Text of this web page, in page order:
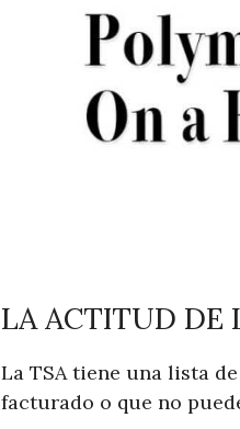
LA ACTITUD DE
La TSA tiene una lista
facturado o que no